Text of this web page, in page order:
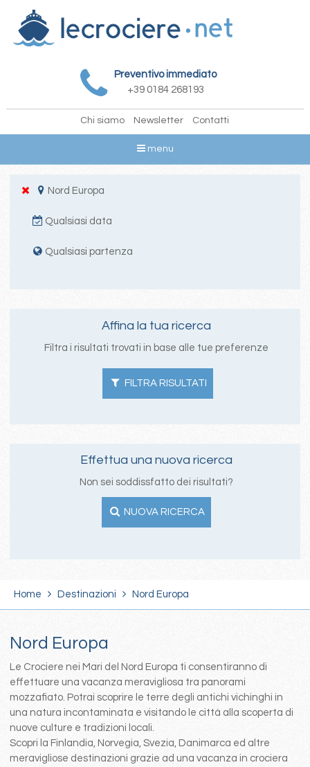
Preventivo immediato
+39 0184 268193
Chi siamo Newsletter Contatti
menu
Nord Europa
Qualsiasi data
Qualsiasi partenza
Affina la tua ricerca
Filtra i risultati trovati in base alle tue preferenze
FILTRA RISULTATI
Effettua una nuova ricerca
Non sei soddissfatto dei risultati?
NUOVA RICERCA
Home Destinazioni Nord Europa
Nord Europa
Le Crociere nei Mari del Nord Europa ti consentiranno di
effettuare una vacanza meravigliosa tra panorami
mozzafiato. Potrai scoprire le terre degli antichi vichinghi in
una natura incontaminata e visitando le città alla scoperta di
nuove culture e tradizioni locali.
Scopri la Finlandia, Norvegia, Svezia, Danimarca ed altre
meravigliose destinazioni grazie ad una vacanza in crociera